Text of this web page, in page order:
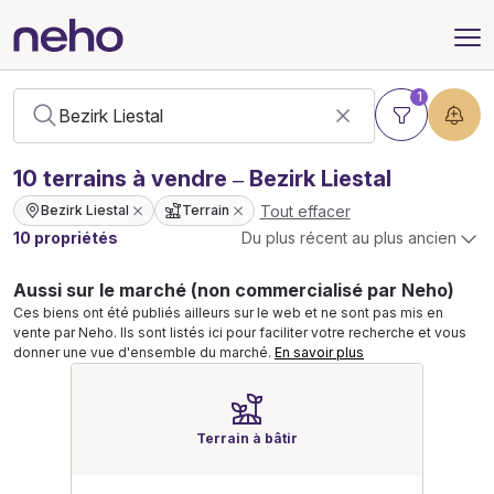
1
10 terrains à vendre – Bezirk Liestal
Bezirk Liestal Terrain
Tout effacer
10 propriétés
Du plus récent au plus ancien
Aussi sur le marché (non commercialisé par Neho)
Ces biens ont été publiés ailleurs sur le web et ne sont pas mis en
vente par Neho. Ils sont listés ici pour faciliter votre recherche et vous
donner une vue d'ensemble du marché. En savoir plus
Terrain à bâtir